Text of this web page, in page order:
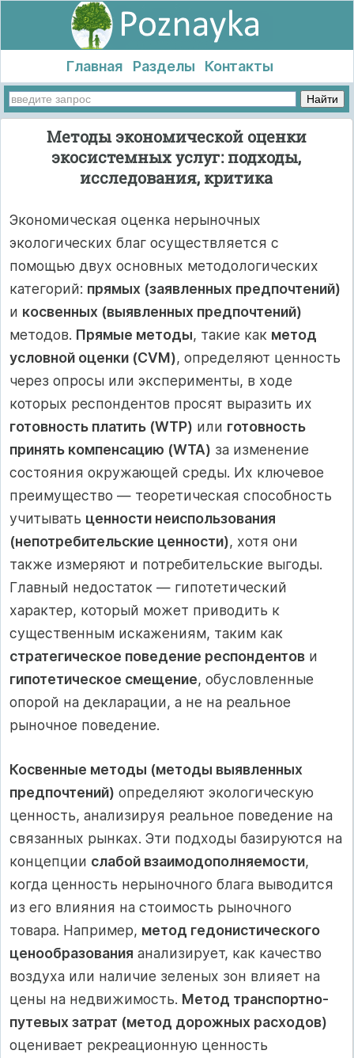
Главная Разделы Контакты
Методы экономической оценки
экосистемных услуг: подходы,
исследования, критика
Экономическая оценка нерыночных
экологических благ осуществляется с
помощью двух основных методологических
категорий: прямых (заявленных предпочтений)
и косвенных (выявленных предпочтений)
методов. Прямые методы, такие как метод
условной оценки (CVM), определяют ценность
через опросы или эксперименты, в ходе
которых респондентов просят выразить их
готовность платить (WTP) или готовность
принять компенсацию (WTA) за изменение
состояния окружающей среды. Их ключевое
преимущество — теоретическая способность
учитывать ценности неиспользования
(непотребительские ценности), хотя они
также измеряют и потребительские выгоды.
Главный недостаток — гипотетический
характер, который может приводить к
существенным искажениям, таким как
стратегическое поведение респондентов и
гипотетическое смещение, обусловленные
опорой на декларации, а не на реальное
рыночное поведение.
Косвенные методы (методы выявленных
предпочтений) определяют экологическую
ценность, анализируя реальное поведение на
связанных рынках. Эти подходы базируются на
концепции слабой взаимодополняемости,
когда ценность нерыночного блага выводится
из его влияния на стоимость рыночного
товара. Например, метод гедонистического
ценообразования анализирует, как качество
воздуха или наличие зеленых зон влияет на
цены на недвижимость. Метод транспортно-
путевых затрат (метод дорожных расходов)
оценивает рекреационную ценность